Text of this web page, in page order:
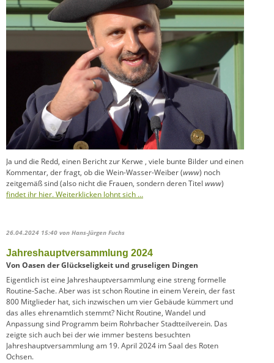
Ja und die Redd, einen Bericht zur Kerwe , viele bunte Bilder und einen
Kommentar, der fragt, ob die Wein-Wasser-Weiber (www) noch
zeitgemäß sind (also nicht die Frauen, sondern deren Titel www)
findet ihr hier. Weiterklicken lohnt sich …
26.04.2024 15:40 von Hans-Jürgen Fuchs
Jahreshauptversammlung 2024
Von Oasen der Glückseligkeit und gruseligen Dingen
Eigentlich ist eine Jahreshauptversammlung eine streng formelle
Routine-Sache. Aber was ist schon Routine in einem Verein, der fast
800 Mitglieder hat, sich inzwischen um vier Gebäude kümmert und
das alles ehrenamtlich stemmt? Nicht Routine, Wandel und
Anpassung sind Programm beim Rohrbacher Stadtteilverein. Das
zeigte sich auch bei der wie immer bestens besuchten
Jahreshauptversammlung am 19. April 2024 im Saal des Roten
Ochsen.